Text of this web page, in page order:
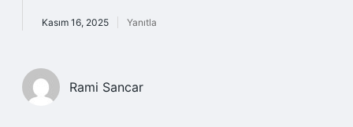
Kasım 16, 2025 Yanıtla
Rami Sancar